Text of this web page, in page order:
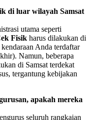
di luar wilayah Samsat
utama seperti
Fisik harus dilakukan di
Anda terdaftar
Namun, beberapa
di Samsat terdekat
tergantung kebijakan
apakah mereka
seluruh rangkaian